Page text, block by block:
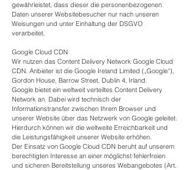
gewährleistet, dass dieser die personenbezogenen
Daten unserer Websitebesucher nur nach unseren
Weisungen und unter Einhaltung der DSGVO
verarbeitet.
Google Cloud CDN
Wir nutzen das Content Delivery Network Google Cloud
CDN. Anbieter ist die Google Ireland Limited („Google“),
Gordon House, Barrow Street, Dublin 4, Irland.
Google bietet ein weltweit verteiltes Content Delivery
Network an. Dabei wird technisch der
Informationstransfer zwischen Ihrem Browser und
unserer Website über das Netzwerk von Google geleitet.
Hierdurch können wir die weltweite Erreichbarkeit und
die Leistungsfähigkeit unserer Website erhöhen.
Der Einsatz von Google Cloud CDN beruht auf unserem
berechtigten Interesse an einer möglichst fehlerfreien
und sicheren Bereitstellung unseres Webangebotes (Art.